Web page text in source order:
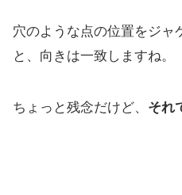
穴のような点の位置をジャ
と、向きは一致しますね。
ちょっと残念だけど、 それ